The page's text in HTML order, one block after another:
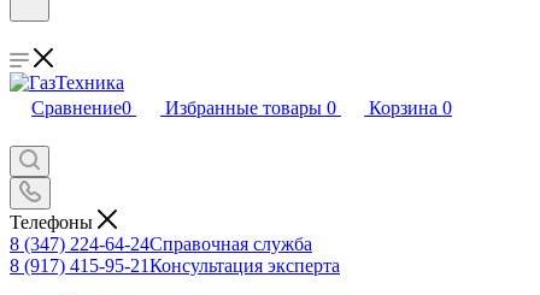
Сравнение0 Избранные товары 0 Корзина 0
Телефоны
8 (347) 224-64-24Справочная служба
8 (917) 415-95-21Консультация эксперта